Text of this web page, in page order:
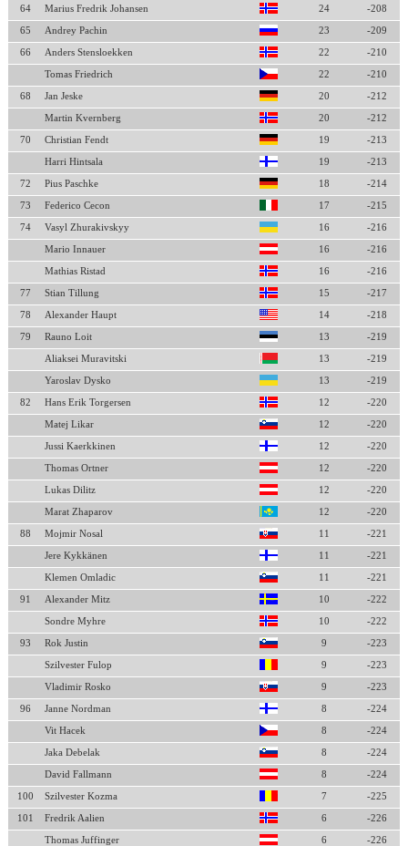
64 Marius Fredrik Johansen 24 -208
65 Andrey Pachin 23 -209
66 Anders Stensloekken 22 -210
Tomas Friedrich 22 -210
68 Jan Jeske 20 -212
Martin Kvernberg 20 -212
70 Christian Fendt 19 -213
Harri Hintsala 19 -213
72 Pius Paschke 18 -214
73 Federico Cecon 17 -215
74 Vasyl Zhurakivskyy 16 -216
Mario Innauer 16 -216
Mathias Ristad 16 -216
77 Stian Tillung 15 -217
78 Alexander Haupt 14 -218
79 Rauno Loit 13 -219
Aliaksei Muravitski 13 -219
Yaroslav Dysko 13 -219
82 Hans Erik Torgersen 12 -220
Matej Likar 12 -220
Jussi Kaerkkinen 12 -220
Thomas Ortner 12 -220
Lukas Dilitz 12 -220
Marat Zhaparov 12 -220
88 Mojmir Nosal 11 -221
Jere Kykkänen 11 -221
Klemen Omladic 11 -221
91 Alexander Mitz 10 -222
Sondre Myhre 10 -222
93 Rok Justin 9 -223
Szilvester Fulop 9 -223
Vladimir Rosko 9 -223
96 Janne Nordman 8 -224
Vit Hacek 8 -224
Jaka Debelak 8 -224
David Fallmann 8 -224
100 Szilvester Kozma 7 -225
101 Fredrik Aalien 6 -226
Thomas Juffinger 6 -226